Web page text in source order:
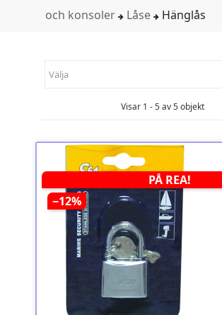
och konsoler Låse Hänglås
Välja
Visar 1 - 5 av 5 objekt
PÅ REA!
−12%